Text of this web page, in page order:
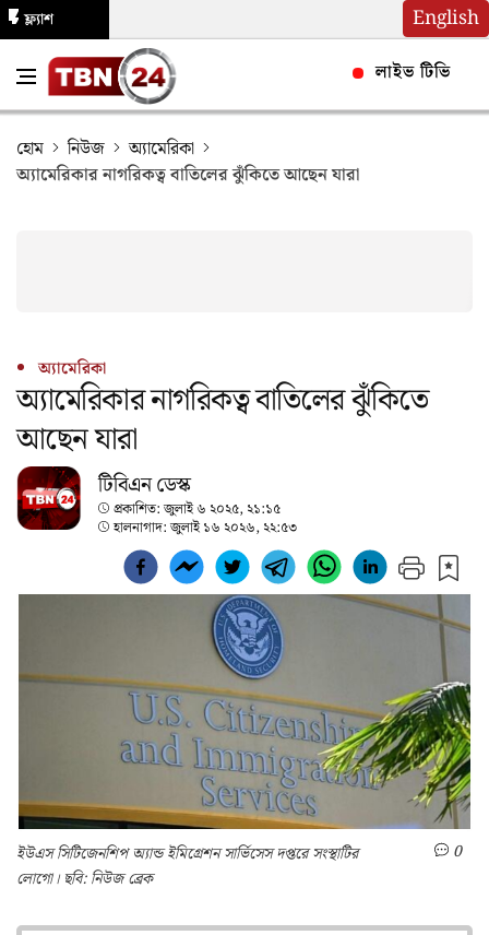
English
ফ্ল্যাশ
লাইভ টিভি
হোম নিউজ
অ্যামেরিকা
অ্যামেরিকার নাগরিকত্ব বাতিলের ঝুঁকিতে আছেন যারা
অ্যামেরিকা
অ্যামেরিকার নাগরিকত্ব বাতিলের ঝুঁকিতে
আছেন যারা
টিবিএন ডেস্ক
প্রকাশিত:জুলাই ৬ ২০২৫, ২১:১৫
হালনাগাদ:জুলাই ১৬ ২০২৬, ২২:৫৩
ইউএস সিটিজেনশিপ অ্যান্ড ইমিগ্রেশন সার্ভিসেস দপ্তরে সংস্থাটির
লোগো। ছবি: নিউজ ব্রেক
0